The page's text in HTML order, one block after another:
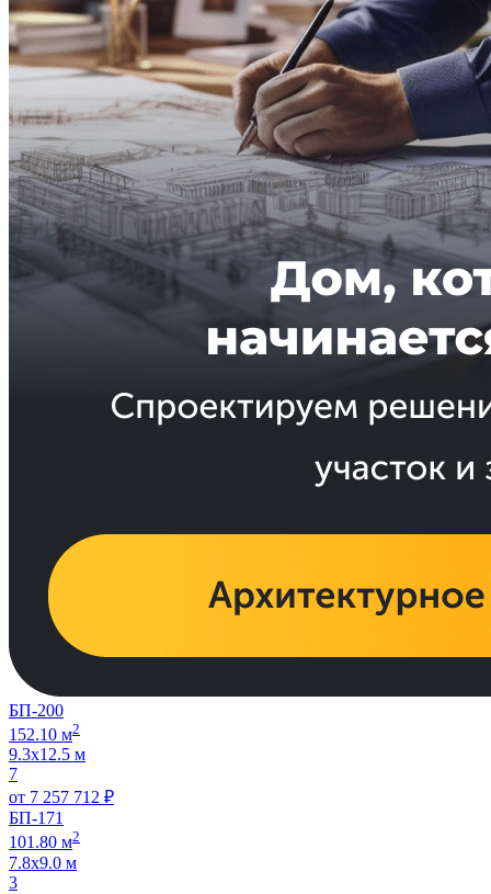
БП-200
152.10 м2
9.3х12.5 м
7
от 7 257 712 ₽
БП-171
101.80 м2
7.8х9.0 м
3